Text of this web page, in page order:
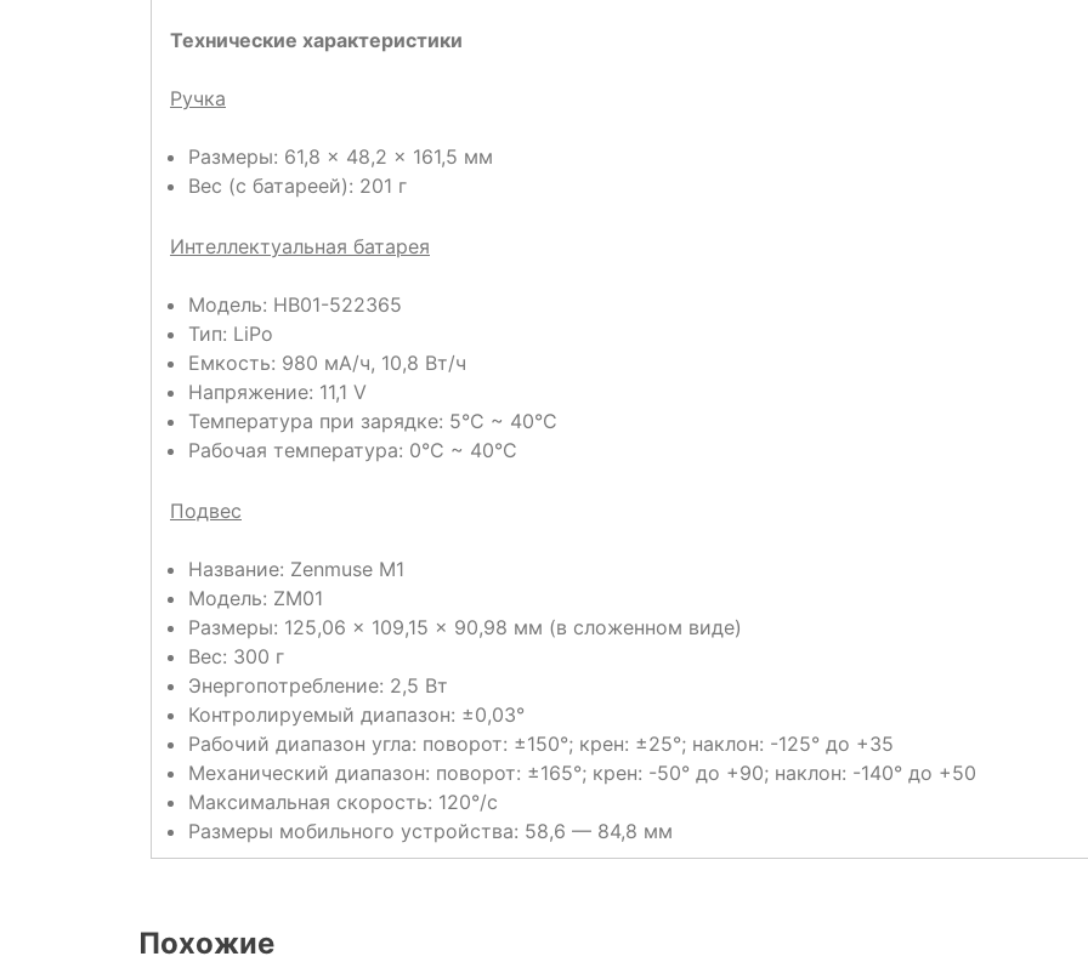
Технические характеристики
Ручка
Размеры: 61,8 × 48,2 × 161,5 мм
Вес (с батареей): 201 г
Интеллектуальная батарея
Модель: HB01-522365
Тип: LiPo
Емкость: 980 мА/ч, 10,8 Вт/ч
Напряжение: 11,1 V
Температура при зарядке: 5°C ~ 40°C
Рабочая температура: 0°C ~ 40°C
Подвес
Название: Zenmuse M1
Модель: ZM01
Размеры: 125,06 × 109,15 × 90,98 мм (в сложенном виде)
Вес: 300 г
Энергопотребление: 2,5 Вт
Контролируемый диапазон: ±0,03°
Рабочий диапазон угла: поворот: ±150°; крен: ±25°; наклон: -125° до +35
Механический диапазон: поворот: ±165°; крен: -50° до +90; наклон: -140° до +50
Максимальная скорость: 120°/с
Размеры мобильного устройства: 58,6 — 84,8 мм
Похожие